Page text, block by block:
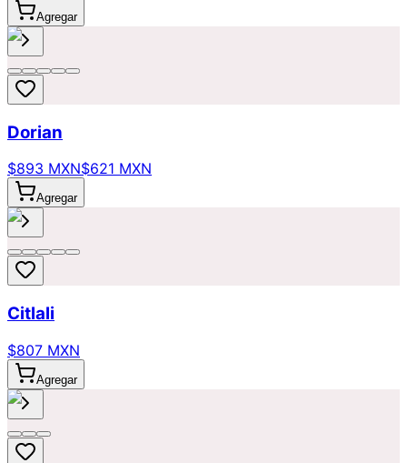
Agregar
Dorian
$893 MXN$621 MXN
Agregar
Citlali
$807 MXN
Agregar